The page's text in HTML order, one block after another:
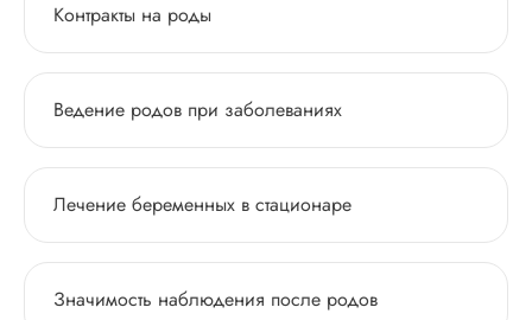
Контракты на роды
Ведение родов при заболеваниях
Лечение беременных в стационаре
Значимость наблюдения после родов